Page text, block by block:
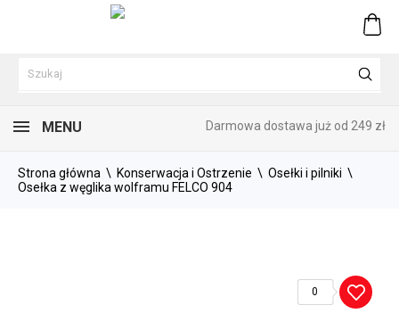
MENU Darmowa dostawa już od 249 zł
Strona główna Konserwacja i Ostrzenie
Osełki i pilniki
Osełka z węglika wolframu FELCO 904
0